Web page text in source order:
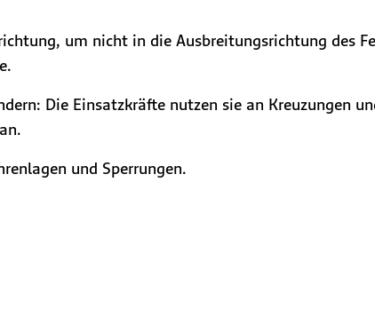
um nicht in die Ausbreitungsrichtung des
Die Einsatzkräfte nutzen sie an Kreuzungen
und Sperrungen.